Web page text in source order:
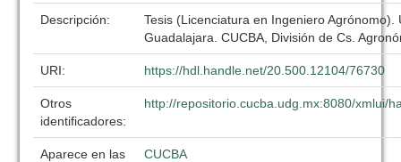
Descripción:
Tesis (Licenciatura en Ingeniero Agrónomo).
Guadalajara. CUCBA, División de Cs.
URI: https://hdl.handle.net/20.500.12104/76730
Otros
identificadores:
http://repositorio.cucba.udg.mx:8080/xmlui/
Aparece en las
CUCBA